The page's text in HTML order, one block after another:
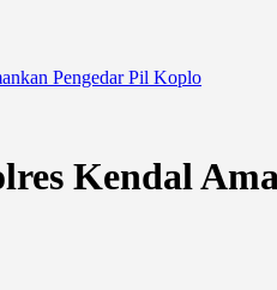
Pengedar Pil Koplo
Kendal